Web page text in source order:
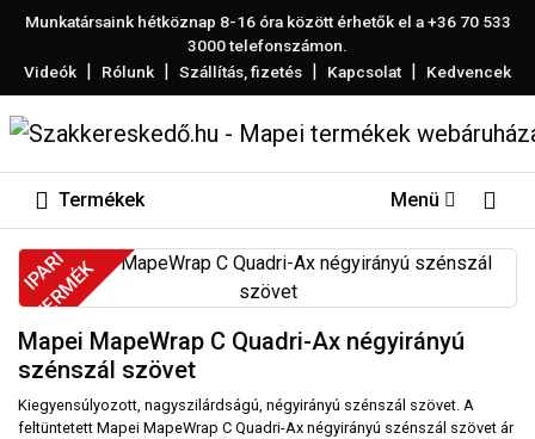
Munkatársaink hétköznap 8-16 óra között érhetők el a+36 70 533
3000telefonszámon.
Videók | Rólunk | Szállítás, fizetés | Kapcsolat | Kedvencek
Termékek Menü
IPARI
TERMÉK
Mapei MapeWrap C Quadri-Ax négyirányú
szénszál szövet
Kiegyensúlyozott, nagyszilárdságú, négyirányú szénszál szövet. A
feltüntetett Mapei MapeWrap C Quadri-Ax négyirányú szénszál szövet ár